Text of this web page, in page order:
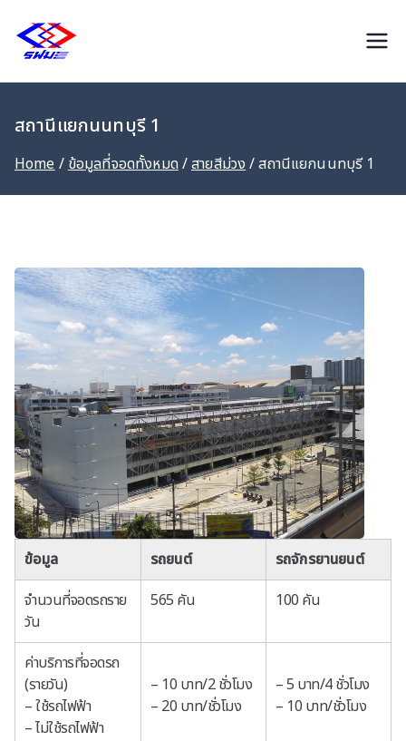
สถานีแยกนนทบุรี 1
Home ข้อมูลที่จอดทั้งหมด สายสีม่วง สถานีแยกนนทบุรี 1
ข้อมูล รถยนต์
รถจักรยานยนต์
จำนวนที่จอดรถราย
วัน
565 คัน 100 คัน
ค่าบริการที่จอดรถ
(รายวัน)
– ใช้รถไฟฟ้า
– ไม่ใช้รถไฟฟ้า
– 10 บาท/2 ชั่วโมง
– 20 บาท/ชั่วโมง
– 5 บาท/4 ชั่วโมง
– 10 บาท/ชั่วโมง